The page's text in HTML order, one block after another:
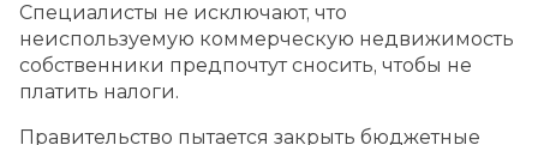
Специалисты не исключают, что
неиспользуемую коммерческую недвижимость
собственники предпочтут сносить, чтобы не
платить налоги.
Правительство пытается закрыть бюджетные